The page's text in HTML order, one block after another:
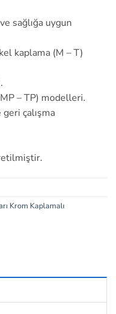
sağlığa uygun
kaplama (M – T)
– TP) modelleri.
geri çalışma
Krom Kaplamalı